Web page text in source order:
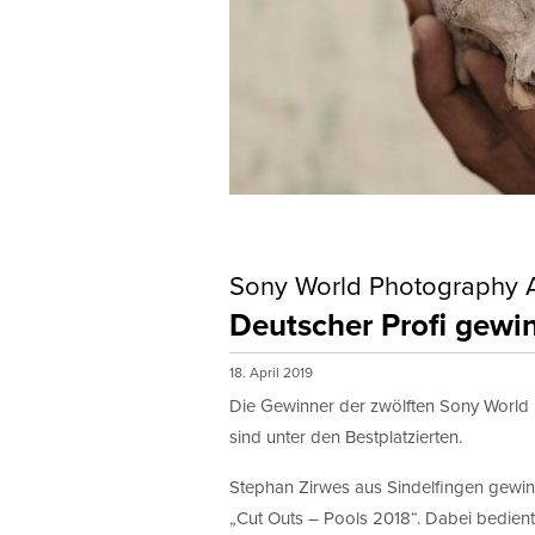
Sony World Photography
Deutscher Profi
18. April 2019
Die Gewinner der zwölften Sony
sind unter den Bestplatzierten.
Stephan Zirwes aus Sindelfingen
„Cut Outs – Pools 2018“. Dabei
mit